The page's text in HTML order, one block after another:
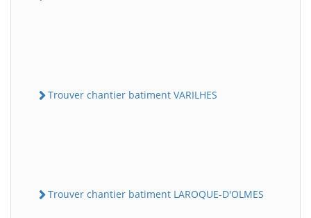
Trouver chantier batiment VARILHES
Trouver chantier batiment LAROQUE-D'OLMES